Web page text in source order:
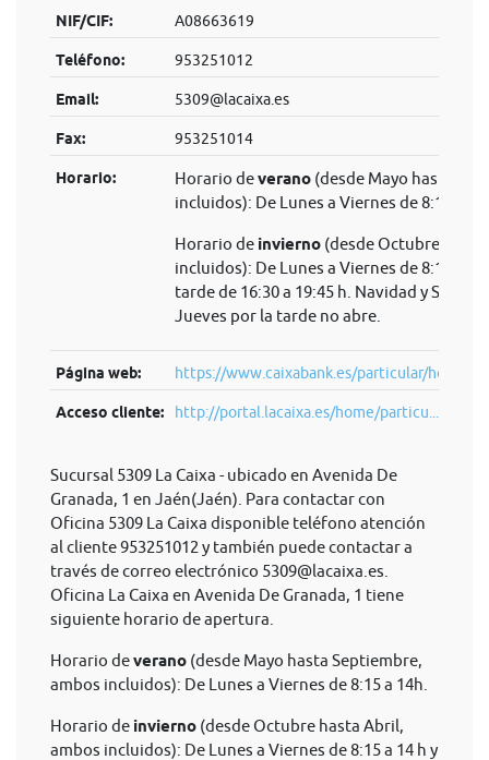
NIF/CIF: A08663619
Teléfono: 953251012
Email: 5309@lacaixa.es
Fax: 953251014
Horario: Horario deverano(desde Mayo hasta
incluidos): De Lunes a Viernes de 8:15 a
Horario de invierno(desde Octubre hasta
incluidos): De Lunes a Viernes de 8:15 a
tarde de 16:30 a 19:45 h. Navidad y
Jueves por la tarde no abre.
Página web: https://www.caixabank.es/particular/home/
Acceso cliente: http://portal.lacaixa.es/home/particu...
Sucursal 5309 La Caixa - ubicado en Avenida De
Granada, 1 en Jaén(Jaén). Para contactar con
Oficina 5309 La Caixa disponible teléfono atención
al cliente 953251012 y también puede contactar a
través de correo electrónico 5309@lacaixa.es
Oficina La Caixa en Avenida De Granada, 1 tiene
siguiente horario de apertura.
Horario deverano (desde Mayo hasta Septiembre,
ambos incluidos): De Lunes a Viernes de 8:15 a 14h.
Horario de invierno (desde Octubre hasta Abril,
ambos incluidos): De Lunes a Viernes de 8:15 a 14 h y